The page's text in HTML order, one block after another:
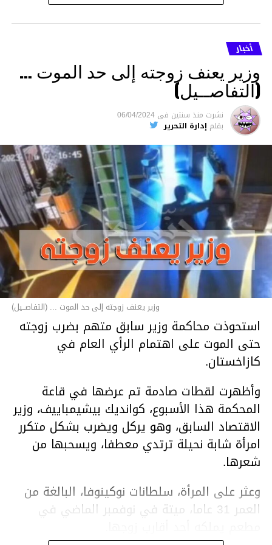
أخبار
وزير يعنف زوجته إلى حد الموت …
(التفاصــيل)
نشرت منذ سنتين فى 06/04/2024
بقلم إدارة التحرير
وزير يعنف زوجته إلى حد الموت ... (التفاصــيل)
استحوذت محاكمة وزير سابق متهم بضرب زوجته
حتى الموت على اهتمام الرأي العام في
كازاخستان.
وأظهرت لقطات صادمة تم عرضها في قاعة
المحكمة هذا الأسبوع، كوانديك بيشيمباييف، وزير
الاقتصاد السابق، وهو يركل ويضرب بشكل متكرر
امرأة شابة نحيلة ترتدي معطفا، ويسحبها من
شعرها.
وعثر على المرأة، سلطانات نوكينوفا، البالغة من
العمر 31 عاما، ميتة في نوفمبر الماضي في